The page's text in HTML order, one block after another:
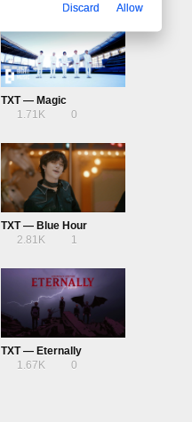
TXT — Magic
1.71K
0
TXT — Blue Hour
2.81K
1
TXT — Eternally
1.67K
0
Discard Allow